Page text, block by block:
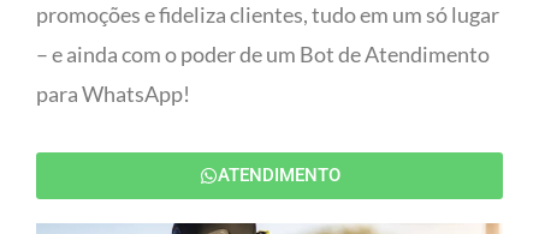
promoções e fideliza clientes, tudo em um só lugar
– e ainda com o poder de um Bot de Atendimento
para WhatsApp!
ATENDIMENTO